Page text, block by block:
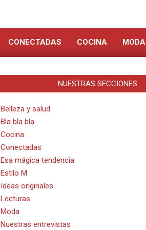
CONECTADAS COCINA MODA
NUESTRAS SECCIONES
Belleza y salud
Bla bla bla
Cocina
Conectadas
Esa mágica tendencia
Estilo M
Ideas originales
Lecturas
Moda
Nuestras entrevistas